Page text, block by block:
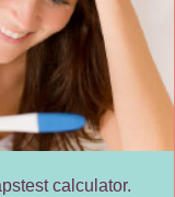
calculator.